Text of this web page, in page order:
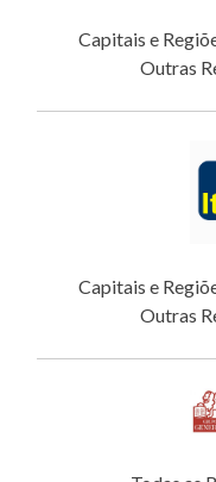
Capitais e
Outras
Capitais e
Outras